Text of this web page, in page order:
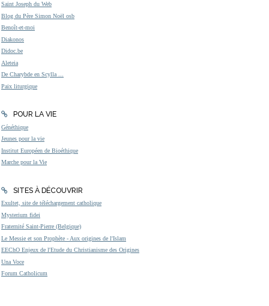
Saint Joseph du Web
Blog du Père Simon Noël osb
Benoît-et-moi
Diakonos
Didoc.be
Aleteia
De Charybde en Scylla ...
Paix liturgique
POUR LA VIE
Généthique
Jeunes pour la vie
Institut Européen de Bioéthique
Marche pour la Vie
SITES À DÉCOUVRIR
Exultet, site de téléchargement catholique
Mysterium fidei
Fraternité Saint-Pierre (Belgique)
Le Messie et son Prophète - Aux origines de l'Islam
EEChO Enjeux de l'Etude du Christianisme des Origines
Una Voce
Forum Catholicum